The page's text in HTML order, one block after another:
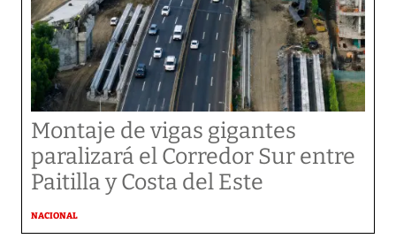
Montaje de vigas gigantes
paralizará el Corredor Sur entre
Paitilla y Costa del Este
NACIONAL